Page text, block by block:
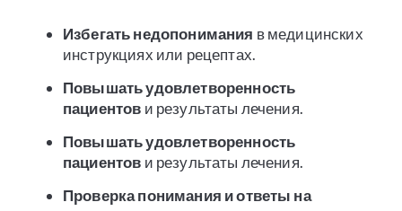
Избегать недопонимания в медицинских
инструкциях или рецептах.
Повышать удовлетворенность
пациентов и результаты лечения.
Повышать удовлетворенность
пациентов и результаты лечения.
Проверка понимания и ответы на